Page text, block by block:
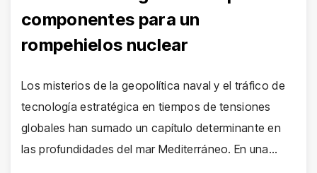
componentes para un
rompehielos nuclear
Los misterios de la geopolítica naval y el tráfico de
tecnología estratégica en tiempos de tensiones
globales han sumado un capítulo determinante en
las profundidades del mar Mediterráneo. En una…